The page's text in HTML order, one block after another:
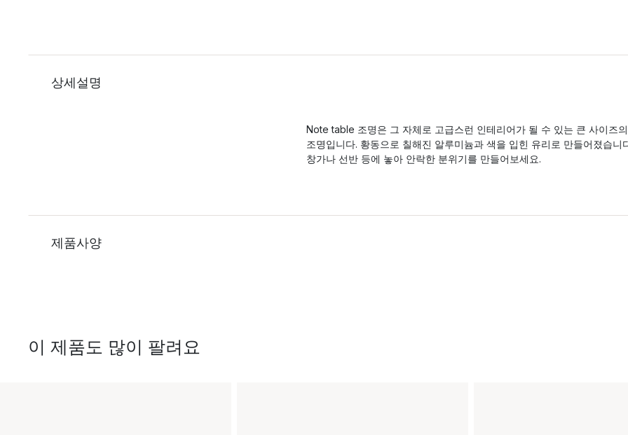
상세설명
Note table 조명은 그 자체로 고급스런 인테리어가 될 수 있는 큰 사이즈의
조명입니다. 황동으로 칠해진 알루미늄과 색을 입힌 유리로 만들어졌습니
창가나 선반 등에 놓아 안락한 분위기를 만들어보세요.
제품사양
이 제품도 많이 팔려요